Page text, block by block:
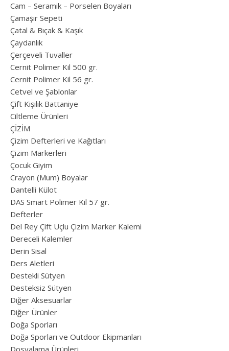
Cam – Seramik – Porselen Boyaları
Çamaşır Sepeti
Çatal & Bıçak & Kaşık
Çaydanlık
Çerçeveli Tuvaller
Cernit Polimer Kil 500 gr.
Cernit Polimer Kil 56 gr.
Cetvel ve Şablonlar
Çift Kişilik Battaniye
Ciltleme Ürünleri
ÇİZİM
Çizim Defterleri ve Kağıtları
Çizim Markerleri
Çocuk Giyim
Crayon (Mum) Boyalar
Dantelli Külot
DAS Smart Polimer Kil 57 gr.
Defterler
Del Rey Çift Uçlu Çizim Marker Kalemi
Dereceli Kalemler
Derin Sisal
Ders Aletleri
Destekli Sütyen
Desteksiz Sütyen
Diğer Aksesuarlar
Diğer Ürünler
Doğa Sporları
Doğa Sporları ve Outdoor Ekipmanları
Dosyalama Ürünleri